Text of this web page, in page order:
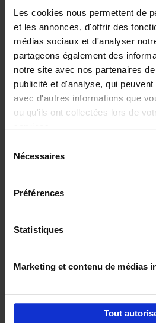
Les cookies nous permettent de
et les annonces, d'offrir des
médias sociaux et d'analyser
partageons également des
notre site avec nos partenaires
publicité et d'analyse, qui
avec d'autres informations que
ou qu'ils ont collectées lors de
Nécessaires
Préférences
Statistiques
Marketing et contenu de médias
Tout
The Offer
Refuse
Steven Van
Couverture souple
€37,50
Building